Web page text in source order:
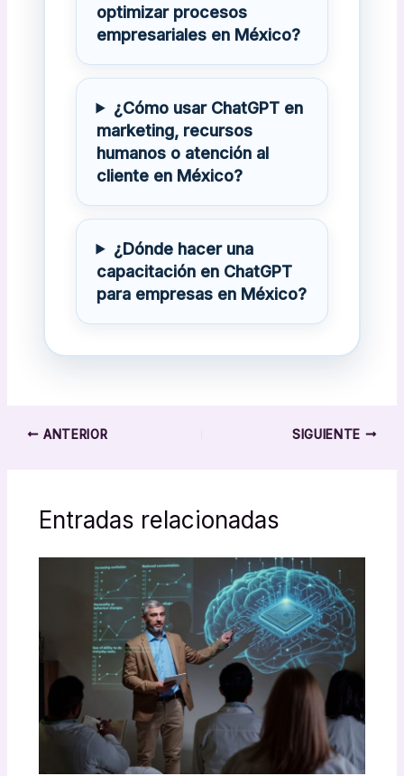
optimizar procesos
empresariales en México?
¿Cómo usar ChatGPT en
marketing, recursos
humanos o atención al
cliente en México?
¿Dónde hacer una
capacitación en ChatGPT
para empresas en México?
ANTERIOR SIGUIENTE
Entradas relacionadas